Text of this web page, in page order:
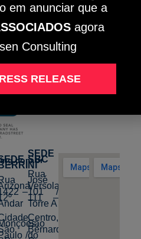
Rua
–
Paulo /
SEDE
SBC
Rua
José
Versolato,
101 /
111 –
Torre A
Centro,
São
Bernardo
do
Registered™
em anunciar que a
agora
Consulting
RELEASE